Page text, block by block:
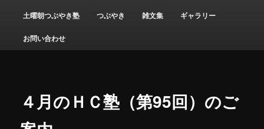
土曜朝つぶやき塾 つぶやき 雑文集 ギャラリー
お問い合わせ
４月のＨＣ塾（第95回）のご